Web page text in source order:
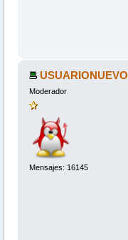
USUARIONUEVO
Moderador
Mensajes: 16145